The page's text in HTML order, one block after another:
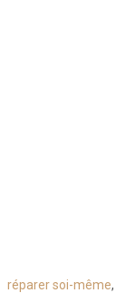
réparer soi-même,